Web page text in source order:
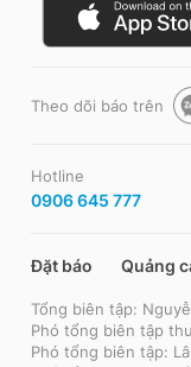
Theo dõi báo trên
Hotline
0906 645 777
Đặt báo Quảng
Tổng biên tập:
Phó tổng biên tập
Phó tổng biên tập: